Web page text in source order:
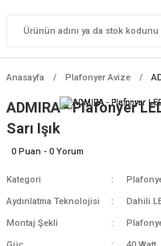
Anasayfa Plafonyer Avize
ADMIRA - Plafonyer
Sarı Işık
0 Puan - 0 Yorum
Kategori
Aydınlatma Teknolojisi Dahili
Montaj Şekli